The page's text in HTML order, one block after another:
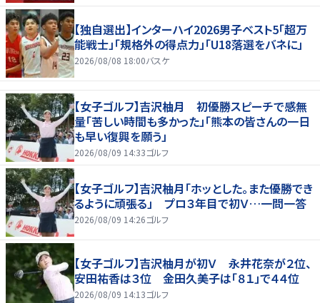
【独自選出】インターハイ2026男子ベスト5「超万
能戦士」「規格外の得点力」「U18落選をバネに」
2026/08/08 18:00バスケ
【女子ゴルフ】吉沢柚月 初優勝スピーチで感無
量「苦しい時間も多かった」「熊本の皆さんの一日
も早い復興を願う」
2026/08/09 14:33ゴルフ
【女子ゴルフ】吉沢柚月「ホッとした。また優勝でき
るように頑張る」 プロ３年目で初Ｖ…一問一答
2026/08/09 14:26ゴルフ
【女子ゴルフ】吉沢柚月が初Ｖ 永井花奈が２位、
安田祐香は３位 金田久美子は「８１」で４４位
2026/08/09 14:13ゴルフ